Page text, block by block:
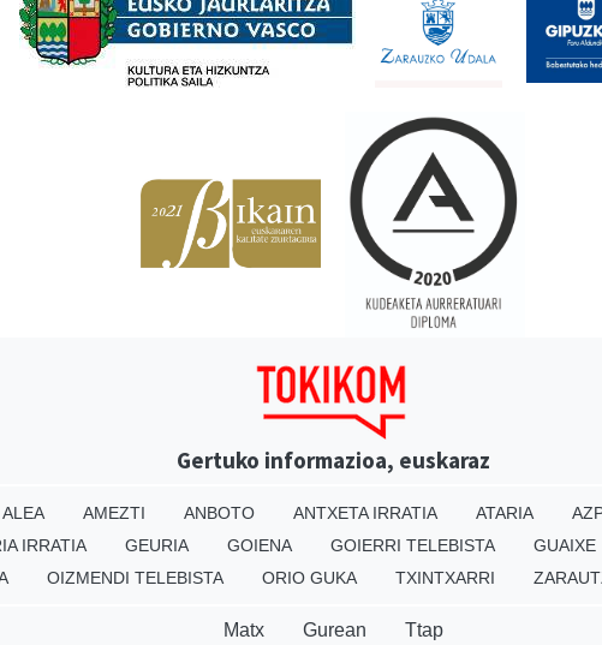
Gertuko informazioa, euskaraz
ALEA AMEZTI ANBOTO ANTXETA IRRATIA ATARIA
IRRATIA GEURIA GOIENA GOIERRI TELEBISTA
GUAIXE
OIZMENDI TELEBISTA ORIO GUKA TXINTXARRI
Matx Gurean Ttap